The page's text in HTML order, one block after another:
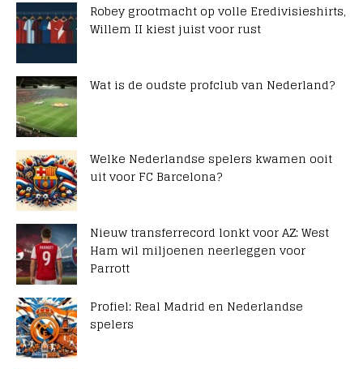
Robey grootmacht op volle Eredivisieshirts,
Willem II kiest juist voor rust
Wat is de oudste profclub van Nederland?
Welke Nederlandse spelers kwamen ooit
uit voor FC Barcelona?
Nieuw transferrecord lonkt voor AZ: West
Ham wil miljoenen neerleggen voor
Parrott
Profiel: Real Madrid en Nederlandse
spelers